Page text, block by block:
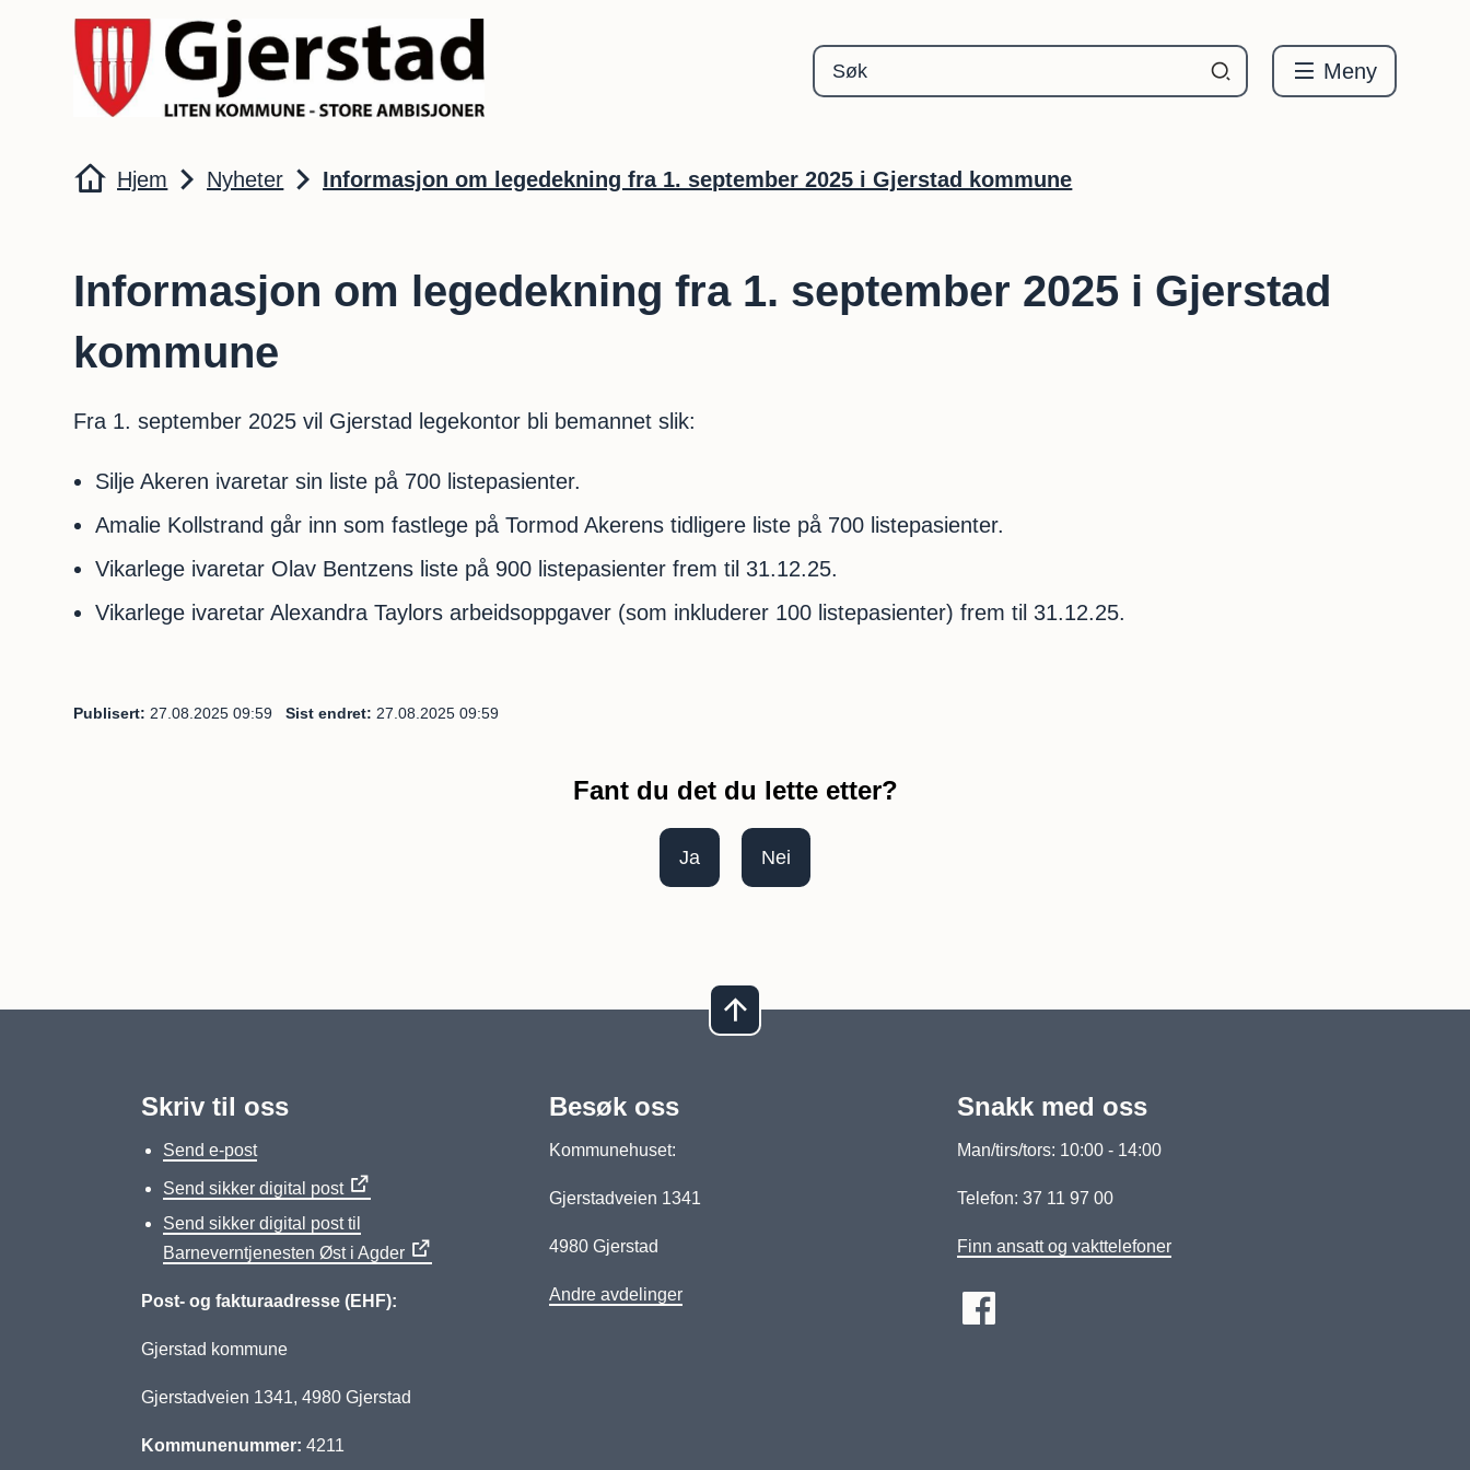
Gjerstad kommune
Meny
Du er her:
Hjem Nyheter Informasjon om legedekning fra 1. september 2025 i Gjerstad kommune
Informasjon om legedekning fra 1. september 2025 i Gjerstad
kommune
Fra 1. september 2025 vil Gjerstad legekontor bli bemannet slik:
Silje Akeren ivaretar sin liste på 700 listepasienter.
Amalie Kollstrand går inn som fastlege på Tormod Akerens tidligere liste på 700 listepasienter.
Vikarlege ivaretar Olav Bentzens liste på 900 listepasienter frem til 31.12.25.
Vikarlege ivaretar Alexandra Taylors arbeidsoppgaver (som inkluderer 100 listepasienter) frem til 31.12.25.
Publisert 27.08.2025 09:59 Sist endret 27.08.2025 09:59
Fant du det du lette etter?
Ja Nei
Skriv til oss
Send e-post
Send sikker digital post
Send sikker digital post til
Barneverntjenesten Øst i Agder
Post- og fakturaadresse (EHF):
Gjerstad kommune
Gjerstadveien 1341, 4980 Gjerstad
Kommunenummer: 4211
Besøk oss
Kommunehuset:
Gjerstadveien 1341
4980 Gjerstad
Andre avdelinger
Snakk med oss
Man/tirs/tors: 10:00 - 14:00
Telefon: 37 11 97 00
Finn ansatt og vakttelefoner